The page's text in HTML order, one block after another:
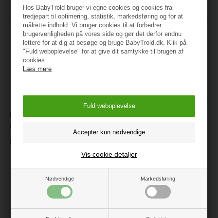
Hos BabyTrold bruger vi egne cookies og cookies fra
tredjepart til optimering, statistik, markedsføring og for at
målrette indhold. Vi bruger cookies til at forbedrer
brugervenligheden på vores side og gør det derfor endnu
lettere for at dig at besøge og bruge BabyTrold.dk. Klik på
"Fuld weboplevelse" for at give dit samtykke til brugen af
cookies.
Læs mere
Nødvendige Markedsføring
Vis cookie detaljer
Huttelihut Balaclava Triangle,
Dino, Evergreen, Str. 1-2 år
240,98